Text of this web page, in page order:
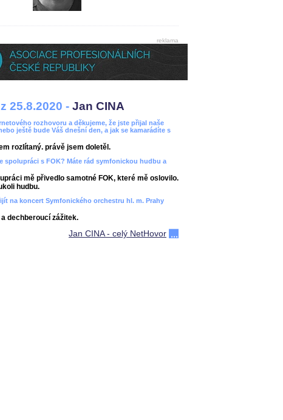
reklama
25.8.2020 - Jan CINA
rozhovoru a děkujeme, že jste přijal naše
ještě bude Váš dnešní den, a jak se kamarádíte s
rozlítaný. právě jsem doletěl.
spolupráci s FOK? Máte rád symfonickou hudbu a
mě přivedlo samotné FOK, které mě oslovilo.
hudbu.
na koncert Symfonického orchestru hl. m. Prahy
dechberoucí zážitek.
Jan CINA - celý NetHovor